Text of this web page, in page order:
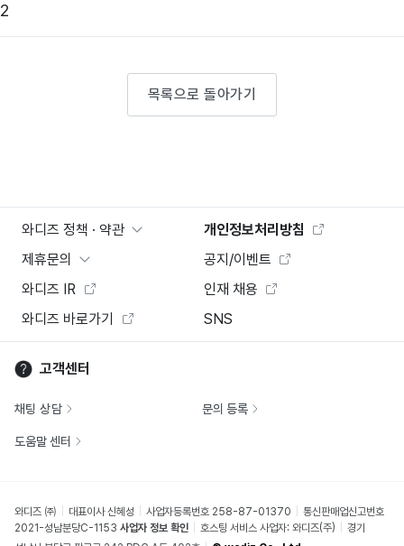
목록으로 돌아가기
와디즈 정책 · 약관
개인정보처리방침
제휴문의
공지/이벤트
와디즈 IR
인재 채용
와디즈 바로가기
SNS
고객센터
채팅 상담 문의 등록
도움말 센터
와디즈 ㈜ 대표이사 신혜성 사업자등록번호 258-87-01370
통신판매업신고번호
2021-성남분당C-1153 사업자 정보 확인 호스팅 서비스 사업자: 와디즈(주)
경기